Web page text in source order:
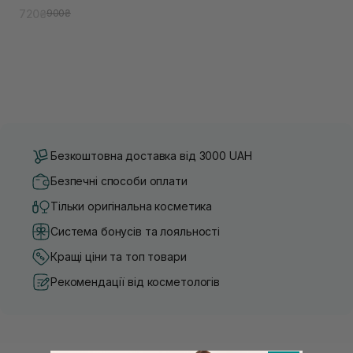
900₴
Безкоштовна доставка від 3000 UAH
Безпечні способи оплати
Тільки оригінальна косметика
Система бонусів та лояльності
Кращі ціни та топ товари
Рекомендації від косметологів